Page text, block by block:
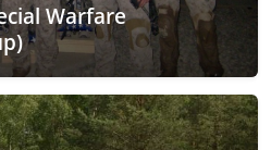
Warfare